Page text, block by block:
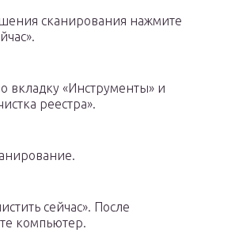
сканирования нажмите
вкладку «Инструменты» и
реестра».
сейчас». После
компьютер.